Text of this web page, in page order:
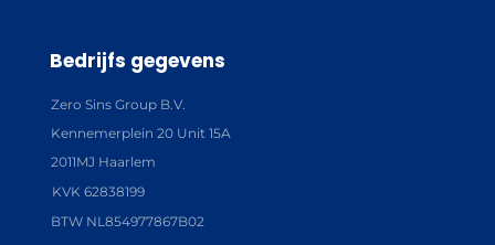
Bedrijfs gegevens
Zero Sins Group B.V.
Kennemerplein 20 Unit 15A
2011MJ Haarlem
KVK 62838199
BTW NL854977867B02